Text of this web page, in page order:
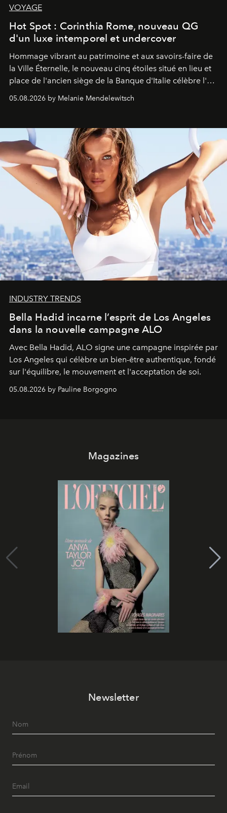
VOYAGE
Hot Spot : Corinthia Rome, nouveau QG
d'un luxe intemporel et undercover
Hommage vibrant au patrimoine et aux savoirs-faire de
la Ville Éternelle, le nouveau cinq étoiles situé en lieu et
place de l'ancien siège de la Banque d'Italie célèbre l'art
de vivre Romain dans toute son élégance intemporelle.
05.08.2026 by Melanie Mendelewitsch
INDUSTRY TRENDS
Bella Hadid incarne l’esprit de Los Angeles
dans la nouvelle campagne ALO
Avec Bella Hadid, ALO signe une campagne inspirée par
Los Angeles qui célèbre un bien-être authentique, fondé
sur l'équilibre, le mouvement et l'acceptation de soi.
05.08.2026 by Pauline Borgogno
Magazines
Newsletter